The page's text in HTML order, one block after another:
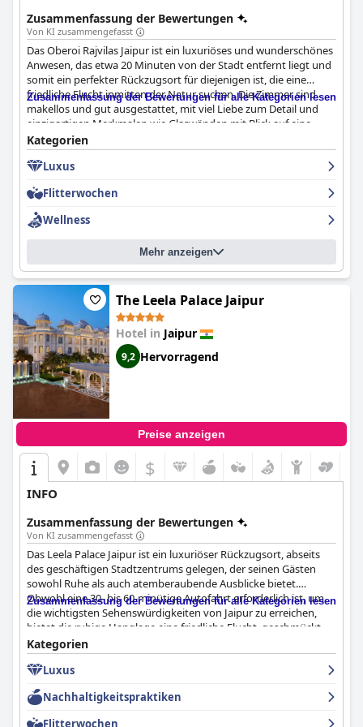
Zusammenfassung der Bewertungen
Von KI zusammengefasst
Das Oberoi Rajvilas Jaipur ist ein luxuriöses und wunderschönes
Anwesen, das etwa 20 Minuten von der Stadt entfernt liegt und
somit ein perfekter Rückzugsort für diejenigen ist, die eine
friedliche Flucht inmitten der Natur suchen. Die Zimmer sind
makellos und gut ausgestattet, mit viel Liebe zum Detail und
einzigartigen Merkmalen wie Glaswänden mit Blick auf eine
kleine Grünfläche. Die Gäste loben die Gastfreundschaft,
Herzlichkeit und Aufmerksamkeit des Personals. Familien, die
mit Kindern reisen, werden eine wunderbare Zeit mit vielen
Frühstücksangebot ist ausgezeichnet und bietet viel
Abwechslung und Frische, und die Gäste schätzen die
Aufmerksamkeit des Personals für Hygiene und Desinfektion.
Die Anlage ist gut gepflegt und nicht überfüllt, was einen
sicheren und beruhigenden Aufenthalt ermöglicht. Alles in allem
ist das Oberoi Rajvilas Jaipur ein Goldstandard unter den
Luxushotels und bietet eine Oase in der Wüste mit
außergewöhnlichem Service und einem anregenden Resort.
Zusammenfassung der Bewertungen für alle Kategorien lesen
Kategorien
Luxus
Flitterwochen
Wellness
Mehr anzeigen
The Leela Palace Jaipur
Hotel in Jaipur
9,2 Hervorragend
Preise anzeigen
$
INFO
Zusammenfassung der Bewertungen
Von KI zusammengefasst
Das Leela Palace Jaipur ist ein luxuriöser Rückzugsort, abseits
des geschäftigen Stadtzentrums gelegen, der seinen Gästen
sowohl Ruhe als auch atemberaubende Ausblicke bietet.
Obwohl eine 30- bis 60-minütige Autofahrt erforderlich ist, um
die wichtigsten Sehenswürdigkeiten von Jaipur zu erreichen,
bietet die ruhige Hanglage eine friedliche Flucht, geschmückt
mit traditioneller und moderner Architektur, üppigen Gärten
und schöner Beleuchtung.
Das Frühstück im The Leela Palace wird hoch gelobt und bietet
eine üppige und vielfältige Auswahl, die mit einer Mischung aus
nordindischen, rajasthanischen, südindischen und
Zusammenfassung der Bewertungen für alle Kategorien lesen
Kategorien
Luxus
Nachhaltigkeitspraktiken
Flitterwochen